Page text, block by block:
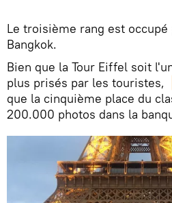
Le troisième rang est
Bangkok.
Bien que la Tour Eiffel soit
plus prisés par les touristes,
que la cinquième place du
200.000 photos dans la